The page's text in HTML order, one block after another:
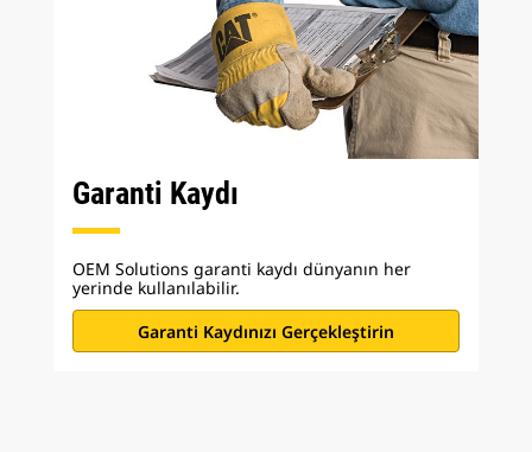
Garanti Kaydı
OEM Solutions garanti kaydı dünyanın her
yerinde kullanılabilir.
Garanti Kaydınızı Gerçekleştirin